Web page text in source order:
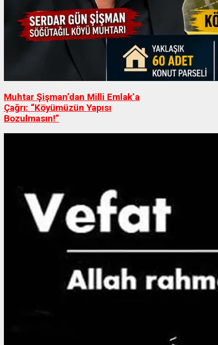
Muhtar Şişman’dan Milli Emlak’a
Çağrı: “Köyümüzün Yapısı
Bozulmasın!”